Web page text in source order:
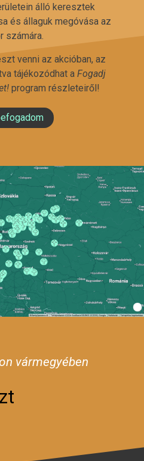
álló keresztek
és állaguk megóvása az
számára.
venni az akcióban, az
tájékozódhat a Fogadj
program részleteiről!
vármegyében